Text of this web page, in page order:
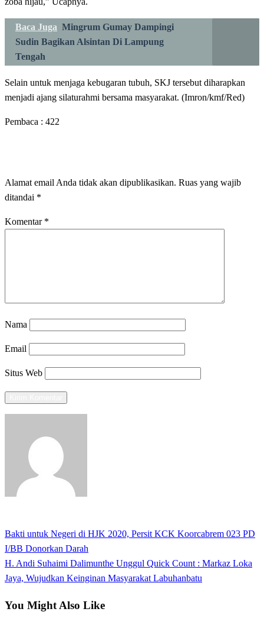
Baca Juga Mingrum Gumay Dampingi
Sudin Bagikan Alsintan Di Lampung
Tengah
Selain untuk menjaga kebugaran tubuh, SKJ tersebut diharapkan
menjadi ajang silaturahmi bersama masyarakat. (Imron/kmf/Red)
Pembaca : 422
Alamat email Anda tidak akan dipublikasikan. Ruas yang wajib
ditandai *
Komentar *
Nama
Email
Situs Web
Navigasi
pos
Previous
Post
Bakti untuk Negeri di HJK 2020, Persit KCK Koorcabrem 023 PD
I/BB Donorkan Darah
Next
Post
H. Andi Suhaimi Dalimunthe Unggul Quick Count : Markaz Loka
Jaya, Wujudkan Keinginan Masyarakat Labuhanbatu
You Might Also Like